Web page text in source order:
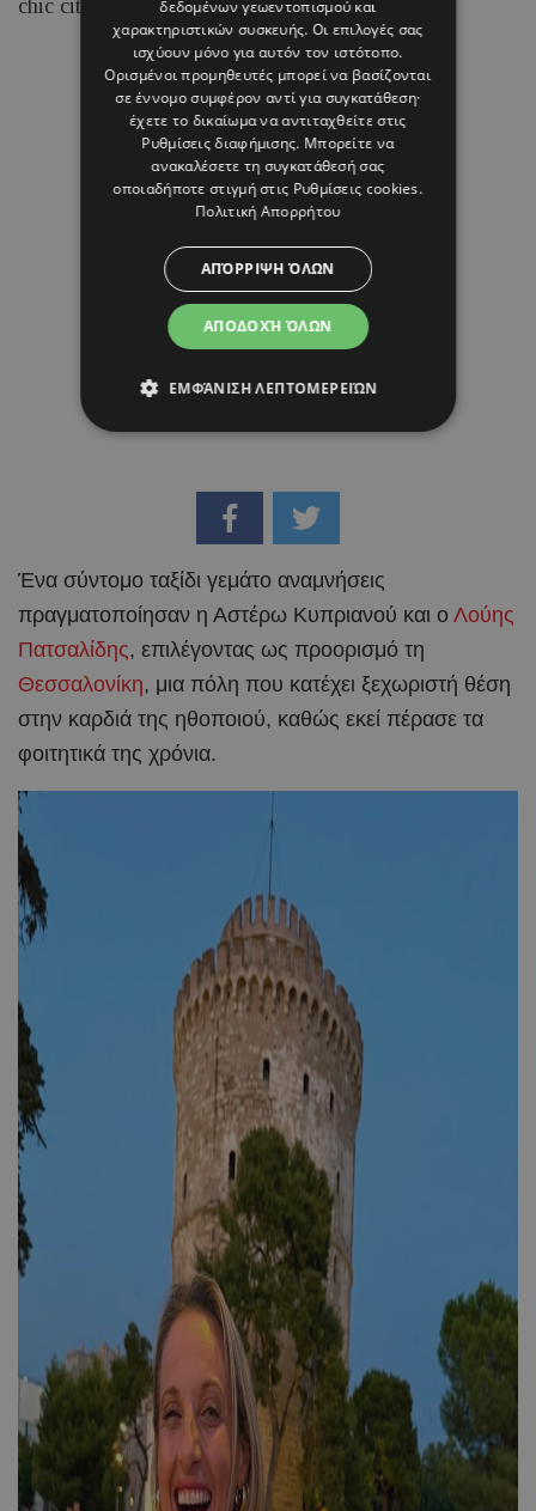
chic city look της.
07 ΑΥΓΟΥΣΤΟΥ 26 - 14:15
Μαρία Καραμάνου
Ένα σύντομο ταξίδι γεμάτο αναμνήσεις
πραγματοποίησαν η Αστέρω Κυπριανού και ο Λούης
Πατσαλίδης, επιλέγοντας ως προορισμό τη
Θεσσαλονίκη, μια πόλη που κατέχει ξεχωριστή θέση
στην καρδιά της ηθοποιού, καθώς εκεί πέρασε τα
φοιτητικά της χρόνια.
δεδομένων γεωεντοπισμού και
χαρακτηριστικών συσκευής. Οι επιλογές σας
ισχύουν μόνο για αυτόν τον ιστότοπο.
Ορισμένοι προμηθευτές μπορεί να βασίζονται
σε έννομο συμφέρον αντί για συγκατάθεση·
έχετε το δικαίωμα να αντιταχθείτε στις
Ρυθμίσεις διαφήμισης. Μπορείτε να
ανακαλέσετε τη συγκατάθεσή σας
οποιαδήποτε στιγμή στις Ρυθμίσεις cookies.
Πολιτική Απορρήτου
ΑΠΟΔΟΧΉ ΌΛΩΝ
ΑΠΌΡΡΙΨΗ ΌΛΩΝ
ΕΜΦΆΝΙΣΗ ΛΕΠΤΟΜΕΡΕΙΏΝ